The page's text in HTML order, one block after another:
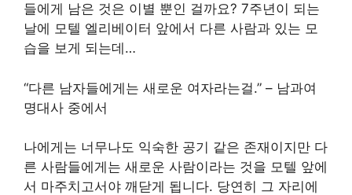
들에게 남은 것은 이별 뿐인 걸까요? 7주년이 되는
날에 모텔 엘리베이터 앞에서 다른 사람과 있는 모
습을 보게 되는데…
“다른 남자들에게는 새로운 여자라는걸.” – 남과여
명대사 중에서
나에게는 너무나도 익숙한 공기 같은 존재이지만 다
른 사람들에게는 새로운 사람이라는 것을 모텔 앞에
서 마주치고서야 깨닫게 됩니다. 당연히 그 자리에